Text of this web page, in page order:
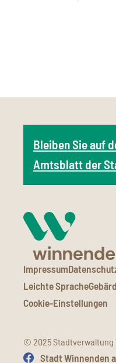
Bleiben Sie auf
Amtsblatt der
Impressum
Leichte Sprache
Cookie-Einstellungen
© 2025 Stadtverwaltung
Stadt Winnenden